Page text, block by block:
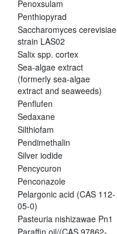
Penoxsulam
Penthiopyrad
Saccharomyces cerevisiae
strain LAS02
Salix spp. cortex
Sea-algae extract
(formerly sea-algae
extract and seaweeds)
Penflufen
Sedaxane
Silthiofam
Pendimethalin
Silver iodide
Pencycuron
Penconazole
Pelargonic acid (CAS 112-
05-0)
Pasteuria nishizawae Pn1